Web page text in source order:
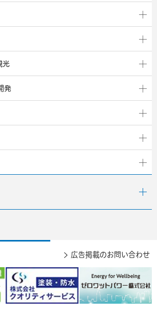
光
発
広告掲載のお問い合わせ